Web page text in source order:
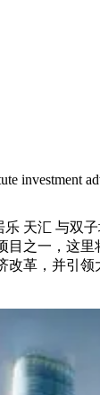
investment
天汇 与
之一，这
革，并引